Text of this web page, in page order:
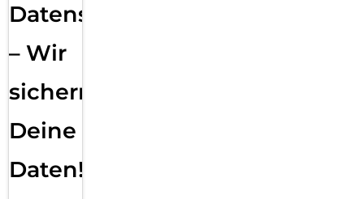
Datensicherung
– Wir
sichern
Deine
Daten!